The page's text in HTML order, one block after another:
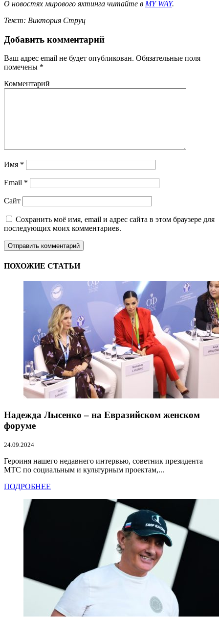
О новостях мирового яхтинга читайте в MY WAY.
Текст: Виктория Струц
Добавить комментарий
Ваш адрес email не будет опубликован. Обязательные поля
помечены *
Комментарий
Имя *
Email *
Сайт
Сохранить моё имя, email и адрес сайта в этом браузере для
последующих моих комментариев.
ПОХОЖИЕ СТАТЬИ
Надежда Лысенко – на Евразийском женском
форуме
24.09.2024
Героиня нашего недавнего интервью, советник президента
МТС по социальным и культурным проектам,...
ПОДРОБНЕЕ